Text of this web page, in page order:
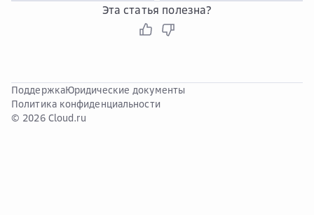
Эта статья полезна?
ПоддержкаЮридические документы
Политика конфиденциальности
© 2026 Cloud.ru